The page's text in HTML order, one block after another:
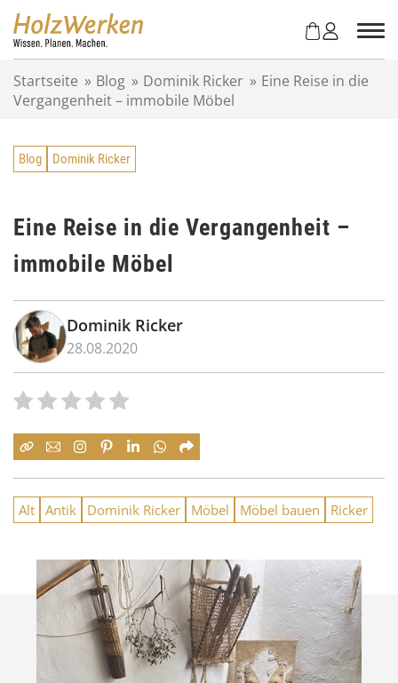
Startseite » Blog » Dominik Ricker » Eine Reise in die
Vergangenheit – immobile Möbel
Blog Dominik Ricker
Eine Reise in die Vergangenheit –
immobile Möbel
Dominik Ricker
28.08.2020
Alt Antik Dominik Ricker Möbel Möbel bauen Ricker